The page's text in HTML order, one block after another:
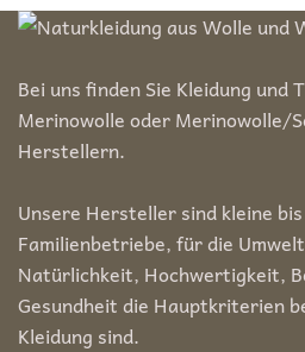
Bei uns finden Sie Kleidung und
Merinowolle oder Merinowolle/
Herstellern.
Unsere Hersteller sind kleine
Familienbetriebe, für die
Natürlichkeit, Hochwertigkeit,
Gesundheit die Hauptkriterien
Kleidung sind.